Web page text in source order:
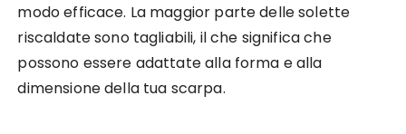
modo efficace. La maggior parte delle solette
riscaldate sono tagliabili, il che significa che
possono essere adattate alla forma e alla
dimensione della tua scarpa.